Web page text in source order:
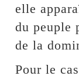
elle
du peuple
de la
Pour le